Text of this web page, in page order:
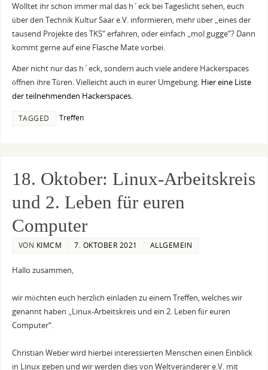
Wolltet ihr schon immer mal das h´eck bei Tageslicht sehen, euch
über den Technik Kultur Saar e.V. informieren, mehr über „eines der
tausend Projekte des TKS“ erfahren, oder einfach „mol gugge“? Dann
kommt gerne auf eine Flasche Mate vorbei.
Aber nicht nur das h´eck, sondern auch viele andere Hackerspaces
öffnen ihre Türen. Vielleicht auch in eurer Umgebung. Hier eine Liste
der teilnehmenden Hackerspaces.
TAGGED Treffen
18. Oktober: Linux-Arbeitskreis
und 2. Leben für euren
Computer
VON KIMCM 7. OKTOBER 2021 ALLGEMEIN
Hallo zusammen,
wir möchten euch herzlich einladen zu einem Treffen, welches wir
genannt haben „Linux-Arbeitskreis und ein 2. Leben für euren
Computer“.
Christian Weber wird hierbei interessierten Menschen einen Einblick
in Linux geben und wir werden dies von Weltveränderer e.V. mit